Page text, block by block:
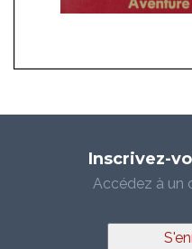
Inscrivez-
Accédez à un